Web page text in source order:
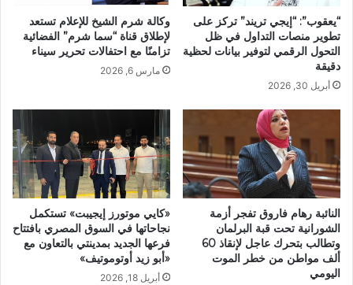
“يعقوب”: “إيجي تريند” تركز على
تطوير منصات التداول في ظل
التحول الرقمي لتوفير بيانات لحظية
دقيقة
أبريل 30, 2026
وكالة شرم الشيخ للإعلام تستعد
لإطلاق قناة “سما شرم” الفضائية
تزامنًا مع احتفالات تحرير سيناء
مارس 6, 2026
النائبة رهام فاروق تفجر أزمة
الشورانية تحت قبة البرلمان
وتطالب بتحرك عاجل لإنقاذ 60
ألف مواطن من خطر الموت
اليومي
«كايي موتورز إيجيبت» تستكمل
نجاحاتها في السوق المصري بافتتاح
فرعها الجديد بمدينتي بالتعاون مع
«أبو زيد أوتوموتيف»
أبريل 18, 2026